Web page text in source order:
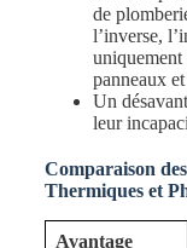
de
l’inverse,
uniquement
panneaux
Un
leur
Comparaison
Thermiques et
Avantage